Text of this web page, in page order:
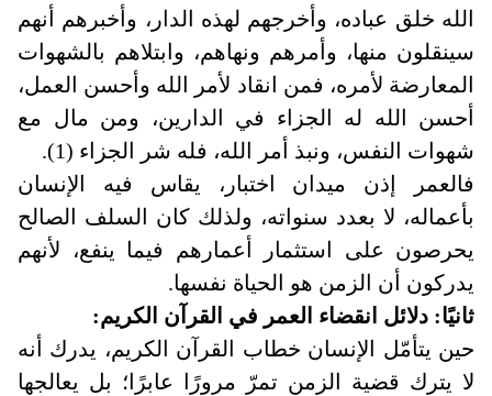
الله خلق عباده، وأخرجهم لهذه الدار، وأخبرهم أنهم
سينقلون منها، وأمرهم ونهاهم، وابتلاهم بالشهوات
المعارضة لأمره، فمن انقاد لأمر الله وأحسن العمل،
أحسن الله له الجزاء في الدارين، ومن مال مع
شهوات النفس، ونبذ أمر الله، فله شر الجزاء (1).
فالعمر إذن ميدان اختبار، يقاس فيه الإنسان
بأعماله، لا بعدد سنواته، ولذلك كان السلف الصالح
يحرصون على استثمار أعمارهم فيما ينفع، لأنهم
يدركون أن الزمن هو الحياة نفسها.
ثانيًا: دلائل انقضاء العمر في القرآن الكريم:
حين يتأمّل الإنسان خطاب القرآن الكريم، يدرك أنه
لا يترك قضية الزمن تمرّ مرورًا عابرًا؛ بل يعالجها